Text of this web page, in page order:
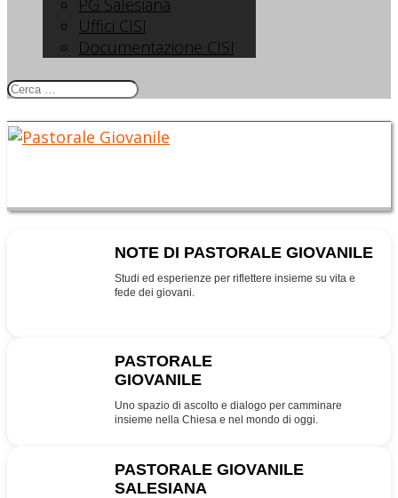
PG Salesiana
Uffici CISI
Documentazione CISI
NOTE DI PASTORALE GIOVANILE
Studi ed esperienze per riflettere insieme su vita e
fede dei giovani.
PASTORALE
GIOVANILE
Uno spazio di ascolto e dialogo per camminare
insieme nella Chiesa e nel mondo di oggi.
PASTORALE GIOVANILE
SALESIANA